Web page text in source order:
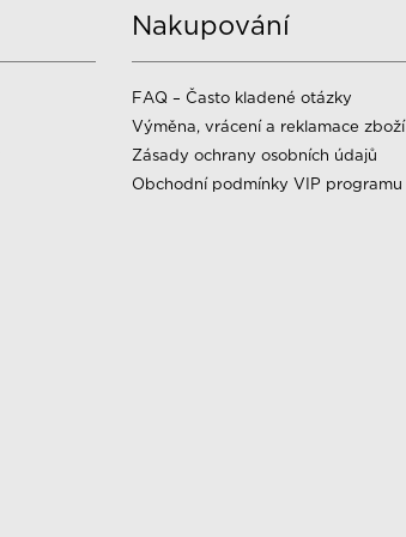
Nakupování
FAQ – Často kladené otázky
Výměna, vrácení a reklamace zboží
Zásady ochrany osobních údajů
Obchodní podmínky VIP programu